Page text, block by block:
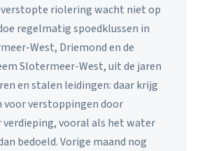
riolering wacht niet op
regelmatig spoedklussen in
West, Driemond en de
Slotermeer-West, uit de jaren
en stalen leidingen: daar krijg
voor verstoppingen door
verdieping, vooral als het water
bedoeld. Vorige maand nog